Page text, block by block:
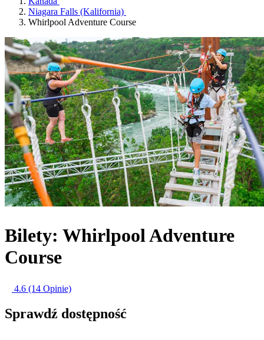
Niagara Falls (Kalifornia)
Whirlpool Adventure Course
Bilety: Whirlpool Adventure
Course
4.6 (14 Opinie)
Sprawdź dostępność